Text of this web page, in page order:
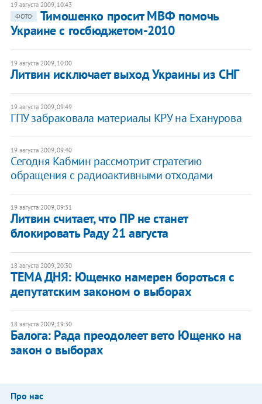
19 августа 2009, 10:43
ФОТО
Тимошенко просит МВФ помочь
Украине с госбюджетом-2010
19 августа 2009, 10:00
Литвин исключает выход Украины из СНГ
19 августа 2009, 09:49
ГПУ забраковала материалы КРУ на Еханурова
19 августа 2009, 09:40
Сегодня Кабмин рассмотрит стратегию
обращения с радиоактивными отходами
19 августа 2009, 09:31
Литвин считает, что ПР не станет
блокировать Раду 21 августа
18 августа 2009, 20:30
ТЕМА ДНЯ: Ющенко намерен бороться с
депутатским законом о выборах
18 августа 2009, 19:30
Балога: Рада преодолеет вето Ющенко на
закон о выборах
Про нас